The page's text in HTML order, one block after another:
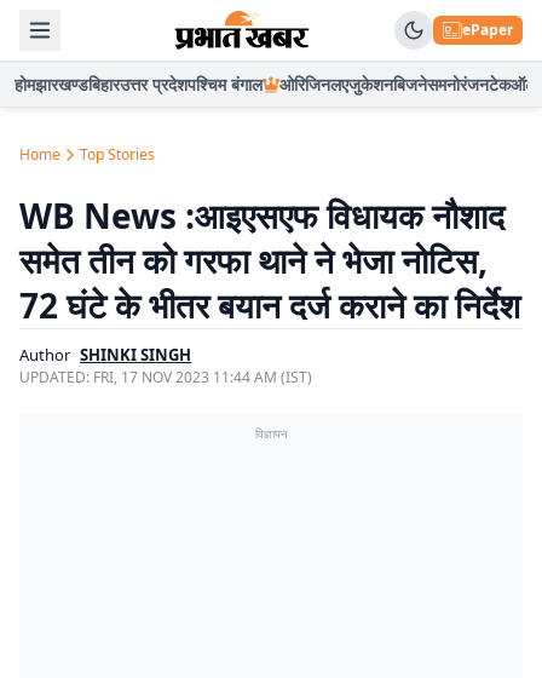
ePaper
होमझारखण्डबिहारउत्तर प्रदेशपश्चिम बंगाल ओरिजिनलएजुकेशनबिजनेसमनोरंजनटेकऑटो
Home Top Stories
WB News :आइएसएफ विधायक नौशाद
समेत तीन को गरफा थाने ने भेजा नोटिस,
72 घंटे के भीतर बयान दर्ज कराने का निर्देश
Author SHINKI SINGH
UPDATED: FRI, 17 NOV 2023 11:44 AM (IST)
विज्ञापन